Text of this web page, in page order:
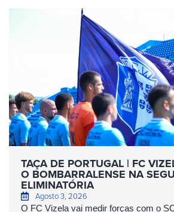
TAÇA DE PORTUGAL | FC
O BOMBARRALENSE NA
ELIMINATÓRIA
Agosto 3, 2026
O FC Vizela vai medir forças com o